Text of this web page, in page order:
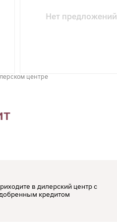
Нет предложений
центре
в дилерский центр с
кредитом